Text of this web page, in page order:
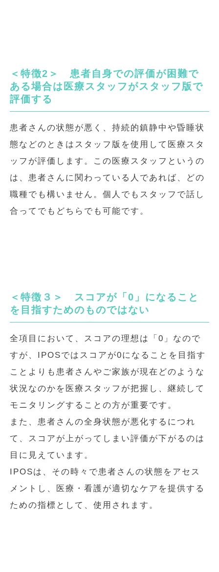
＜特徴2＞ 患者自身での評価が困難で
ある場合は医療スタッフがスタッフ版で
評価する
患者さんの状態が悪く、持続的鎮静中や昏睡状
態などのときはスタッフ版を使用して医療スタ
ッフが評価します。この医療スタッフというの
は、患者さんに関わっている人であれば、どの
職種でも構いません。個人でもスタッフで話し
合ってでもどちらでも可能です。
＜特徴３＞ スコアが「0」になること
を目指すためのものではない
全項目において、スコアの理想は「0」なので
すが、IPOSではスコアが0になることを目指す
ことよりも患者さんやご家族が現在どのような
状況なのかを医療スタッフが把握し、継続して
モニタリングすることの方が重要です。
また、患者さんの全身状態が悪化するにつれ
て、スコアが上がってしまい評価が下がるのは
目に見えています。
IPOSは、その時々で患者さんの状態をアセス
メントし、医療・看護が適切なケアを提供する
ための指標として、使用されます。